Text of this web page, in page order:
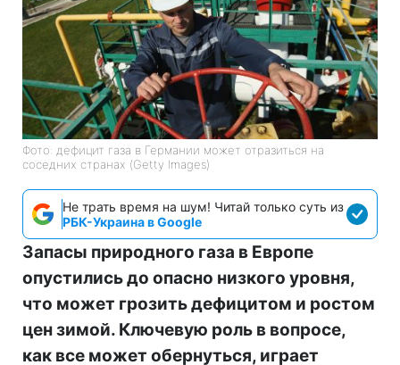
Фото: дефицит газа в Германии может отразиться на
соседних странах (Getty Images)
Не трать время на шум! Читай только суть из
РБК-Украина в Google
Запасы природного газа в Европе
опустились до опасно низкого уровня,
что может грозить дефицитом и ростом
цен зимой. Ключевую роль в вопросе,
как все может обернуться, играет